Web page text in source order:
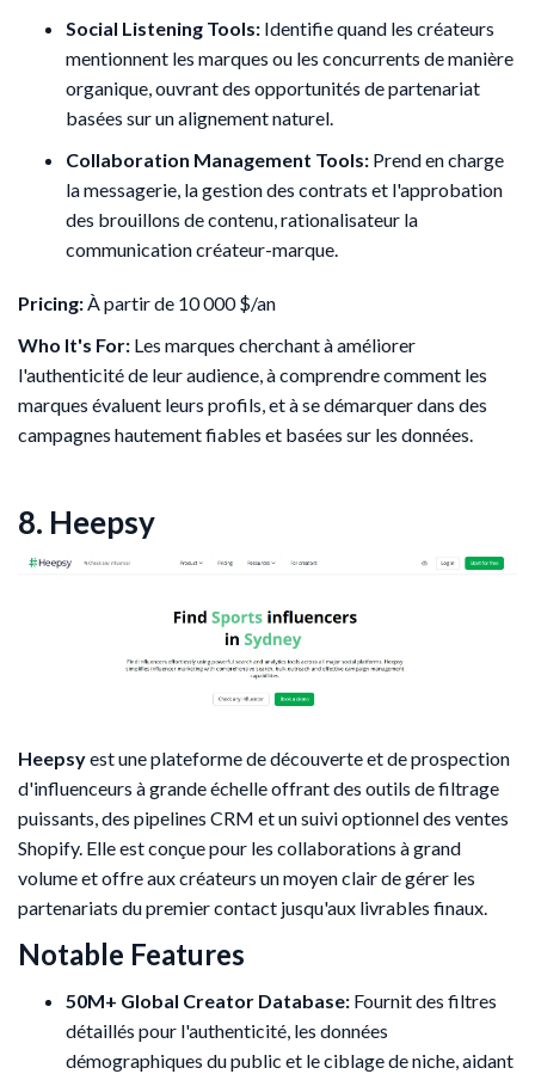
Social Listening Tools: Identifie quand les créateurs
mentionnent les marques ou les concurrents de manière
organique, ouvrant des opportunités de partenariat
basées sur un alignement naturel.
Collaboration Management Tools: Prend en charge
la messagerie, la gestion des contrats et l'approbation
des brouillons de contenu, rationalisateur la
communication créateur-marque.
Pricing:À partir de 10 000 $/an
Who It's For: Les marques cherchant à améliorer
l'authenticité de leur audience, à comprendre comment les
marques évaluent leurs profils, et à se démarquer dans des
campagnes hautement fiables et basées sur les données.
8. Heepsy
Heepsyest une plateforme de découverte et de prospection
d'influenceurs à grande échelle offrant des outils de filtrage
puissants, des pipelines CRM et un suivi optionnel des ventes
Shopify. Elle est conçue pour les collaborations à grand
volume et offre aux créateurs un moyen clair de gérer les
partenariats du premier contact jusqu'aux livrables finaux.
Notable Features
50M+ Global Creator Database: Fournit des filtres
détaillés pour l'authenticité, les données
démographiques du public et le ciblage de niche, aidant